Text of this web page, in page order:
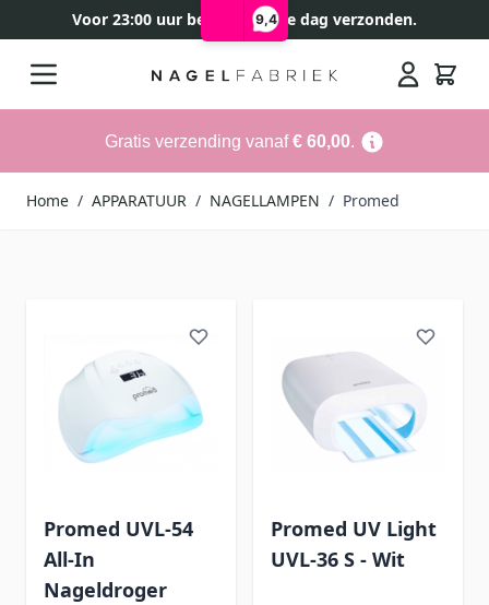
9,4
Voor 23:00 uur besteld, zelfde dag verzonden.
Gratis verzending vanaf€ 60,00.
Home / APPARATUUR / NAGELLAMPEN / Promed
Promed UVL-54
All-In
Nageldroger
Promed UV Light
UVL-36 S - Wit